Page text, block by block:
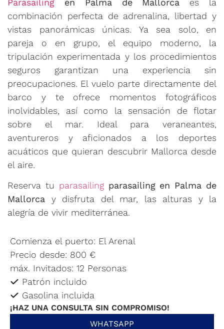
Parasailing en Palma de Mallorca es la
combinación perfecta de adrenalina, libertad y
vistas panorámicas únicas. Ya sea solo, en
pareja o en grupo, el equipo moderno, la
tripulación experimentada y los procedimientos
seguros garantizan una experiencia sin
preocupaciones. El vuelo parte directamente del
barco y te ofrece momentos fotográficos
inolvidables, así como la sensación de flotar
sobre el mar. Ideal para veraneantes,
aventureros y aficionados a los deportes
acuáticos que quieran descubrir Mallorca desde
el aire.
Reserva tu parasailing parasailing en Palma de
Mallorca y disfruta del mar, las alturas y la
alegría de vivir mediterránea.
Comienza el puerto: El Arenal
Precio desde: 800 €
máx. Invitados: 12 Personas
Patrón incluido
Gasolina incluida
¡HAZ UNA CONSULTA SIN COMPROMISO!
WHATSAPP